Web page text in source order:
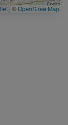
| ©OpenStreetMap